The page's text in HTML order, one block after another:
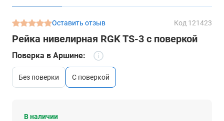
Оставить отзыв Код 121423
Рейка нивелирная RGK TS-3 с поверкой
Поверка в Аршине:
без поверки c поверкой
В наличии